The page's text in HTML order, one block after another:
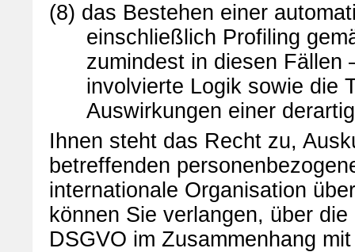
(8) das Bestehen einer
einschließlich Profiling
zumindest in diesen Fällen
involvierte Logik sowie die
Auswirkungen einer
Ihnen steht das Recht zu,
betreffenden
internationale Organisation
können Sie verlangen, über
DSGVO im Zusammenhang